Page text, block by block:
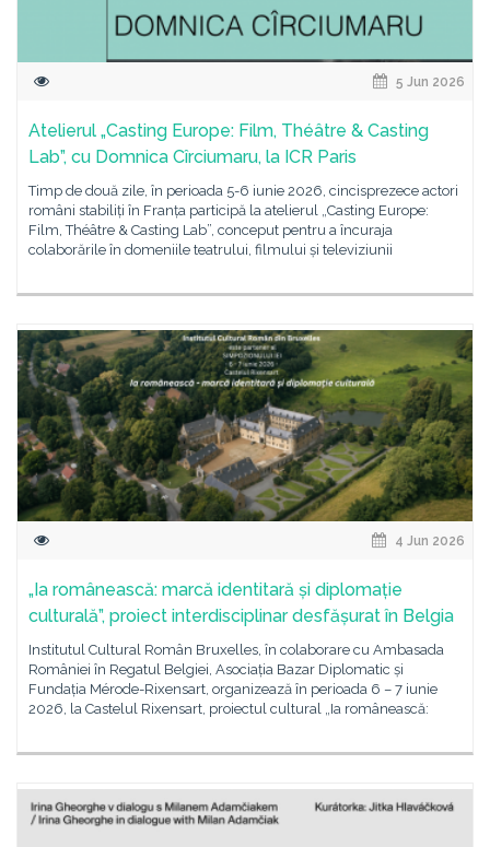
5 Jun 2026
Atelierul „Casting Europe: Film, Théâtre & Casting
Lab”, cu Domnica Cîrciumaru, la ICR Paris
Timp de două zile, în perioada 5-6 iunie 2026, cincisprezece actori
români stabiliți în Franța participă la atelierul „Casting Europe:
Film, Théâtre & Casting Lab”, conceput pentru a încuraja
colaborările în domeniile teatrului, filmului și televiziunii
4 Jun 2026
„Ia românească: marcă identitară și diplomație
culturală”, proiect interdisciplinar desfășurat în Belgia
Institutul Cultural Român Bruxelles, în colaborare cu Ambasada
României în Regatul Belgiei, Asociația Bazar Diplomatic și
Fundația Mérode-Rixensart, organizează în perioada 6 – 7 iunie
2026, la Castelul Rixensart, proiectul cultural „Ia românească: